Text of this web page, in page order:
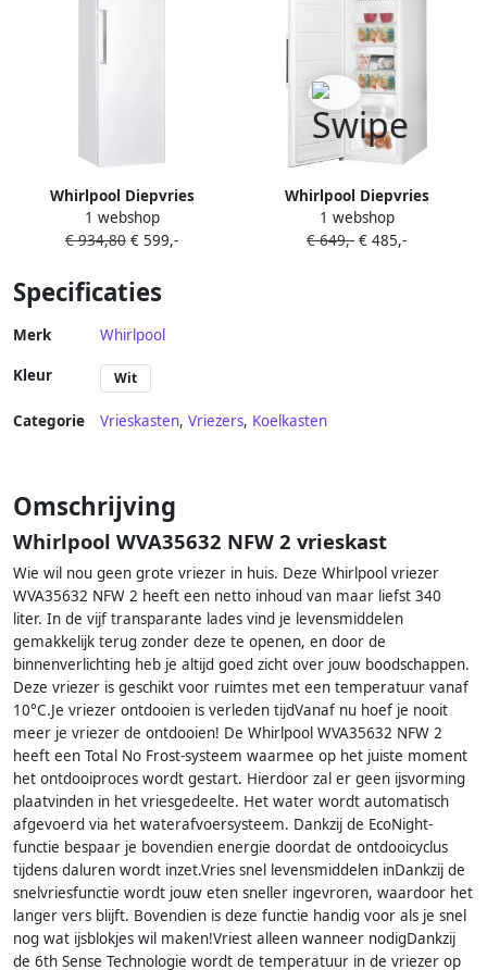
Whirlpool Diepvries
WVA31612NFW2 |
Diepvrieskasten |
8003437614897
1 webshop
€ 934,80 € 599,-
Whirlpool Diepvries
UW6F2CWB2 |
Diepvrieskasten |
1 webshop
€ 649,- € 485,-
Specificaties
Merk Whirlpool
Kleur Wit
Categorie Vrieskasten, Vriezers, Koelkasten
Omschrijving
Whirlpool WVA35632 NFW 2 vrieskast
Wie wil nou geen grote vriezer in huis. Deze Whirlpool vriezer
WVA35632 NFW 2 heeft een netto inhoud van maar liefst 340
liter. In de vijf transparante lades vind je levensmiddelen
gemakkelijk terug zonder deze te openen, en door de
binnenverlichting heb je altijd goed zicht over jouw boodschappen.
Deze vriezer is geschikt voor ruimtes met een temperatuur vanaf
10°C.Je vriezer ontdooien is verleden tijdVanaf nu hoef je nooit
meer je vriezer de ontdooien! De Whirlpool WVA35632 NFW 2
heeft een Total No Frost-systeem waarmee op het juiste moment
het ontdooiproces wordt gestart. Hierdoor zal er geen ijsvorming
plaatvinden in het vriesgedeelte. Het water wordt automatisch
afgevoerd via het waterafvoersysteem. Dankzij de EcoNight-
functie bespaar je bovendien energie doordat de ontdooicyclus
tijdens daluren wordt inzet.Vries snel levensmiddelen inDankzij de
snelvriesfunctie wordt jouw eten sneller ingevroren, waardoor het
langer vers blijft. Bovendien is deze functie handig voor als je snel
nog wat ijsblokjes wil maken!Vriest alleen wanneer nodigDankzij
de 6th Sense Technologie wordt de temperatuur in de vriezer op